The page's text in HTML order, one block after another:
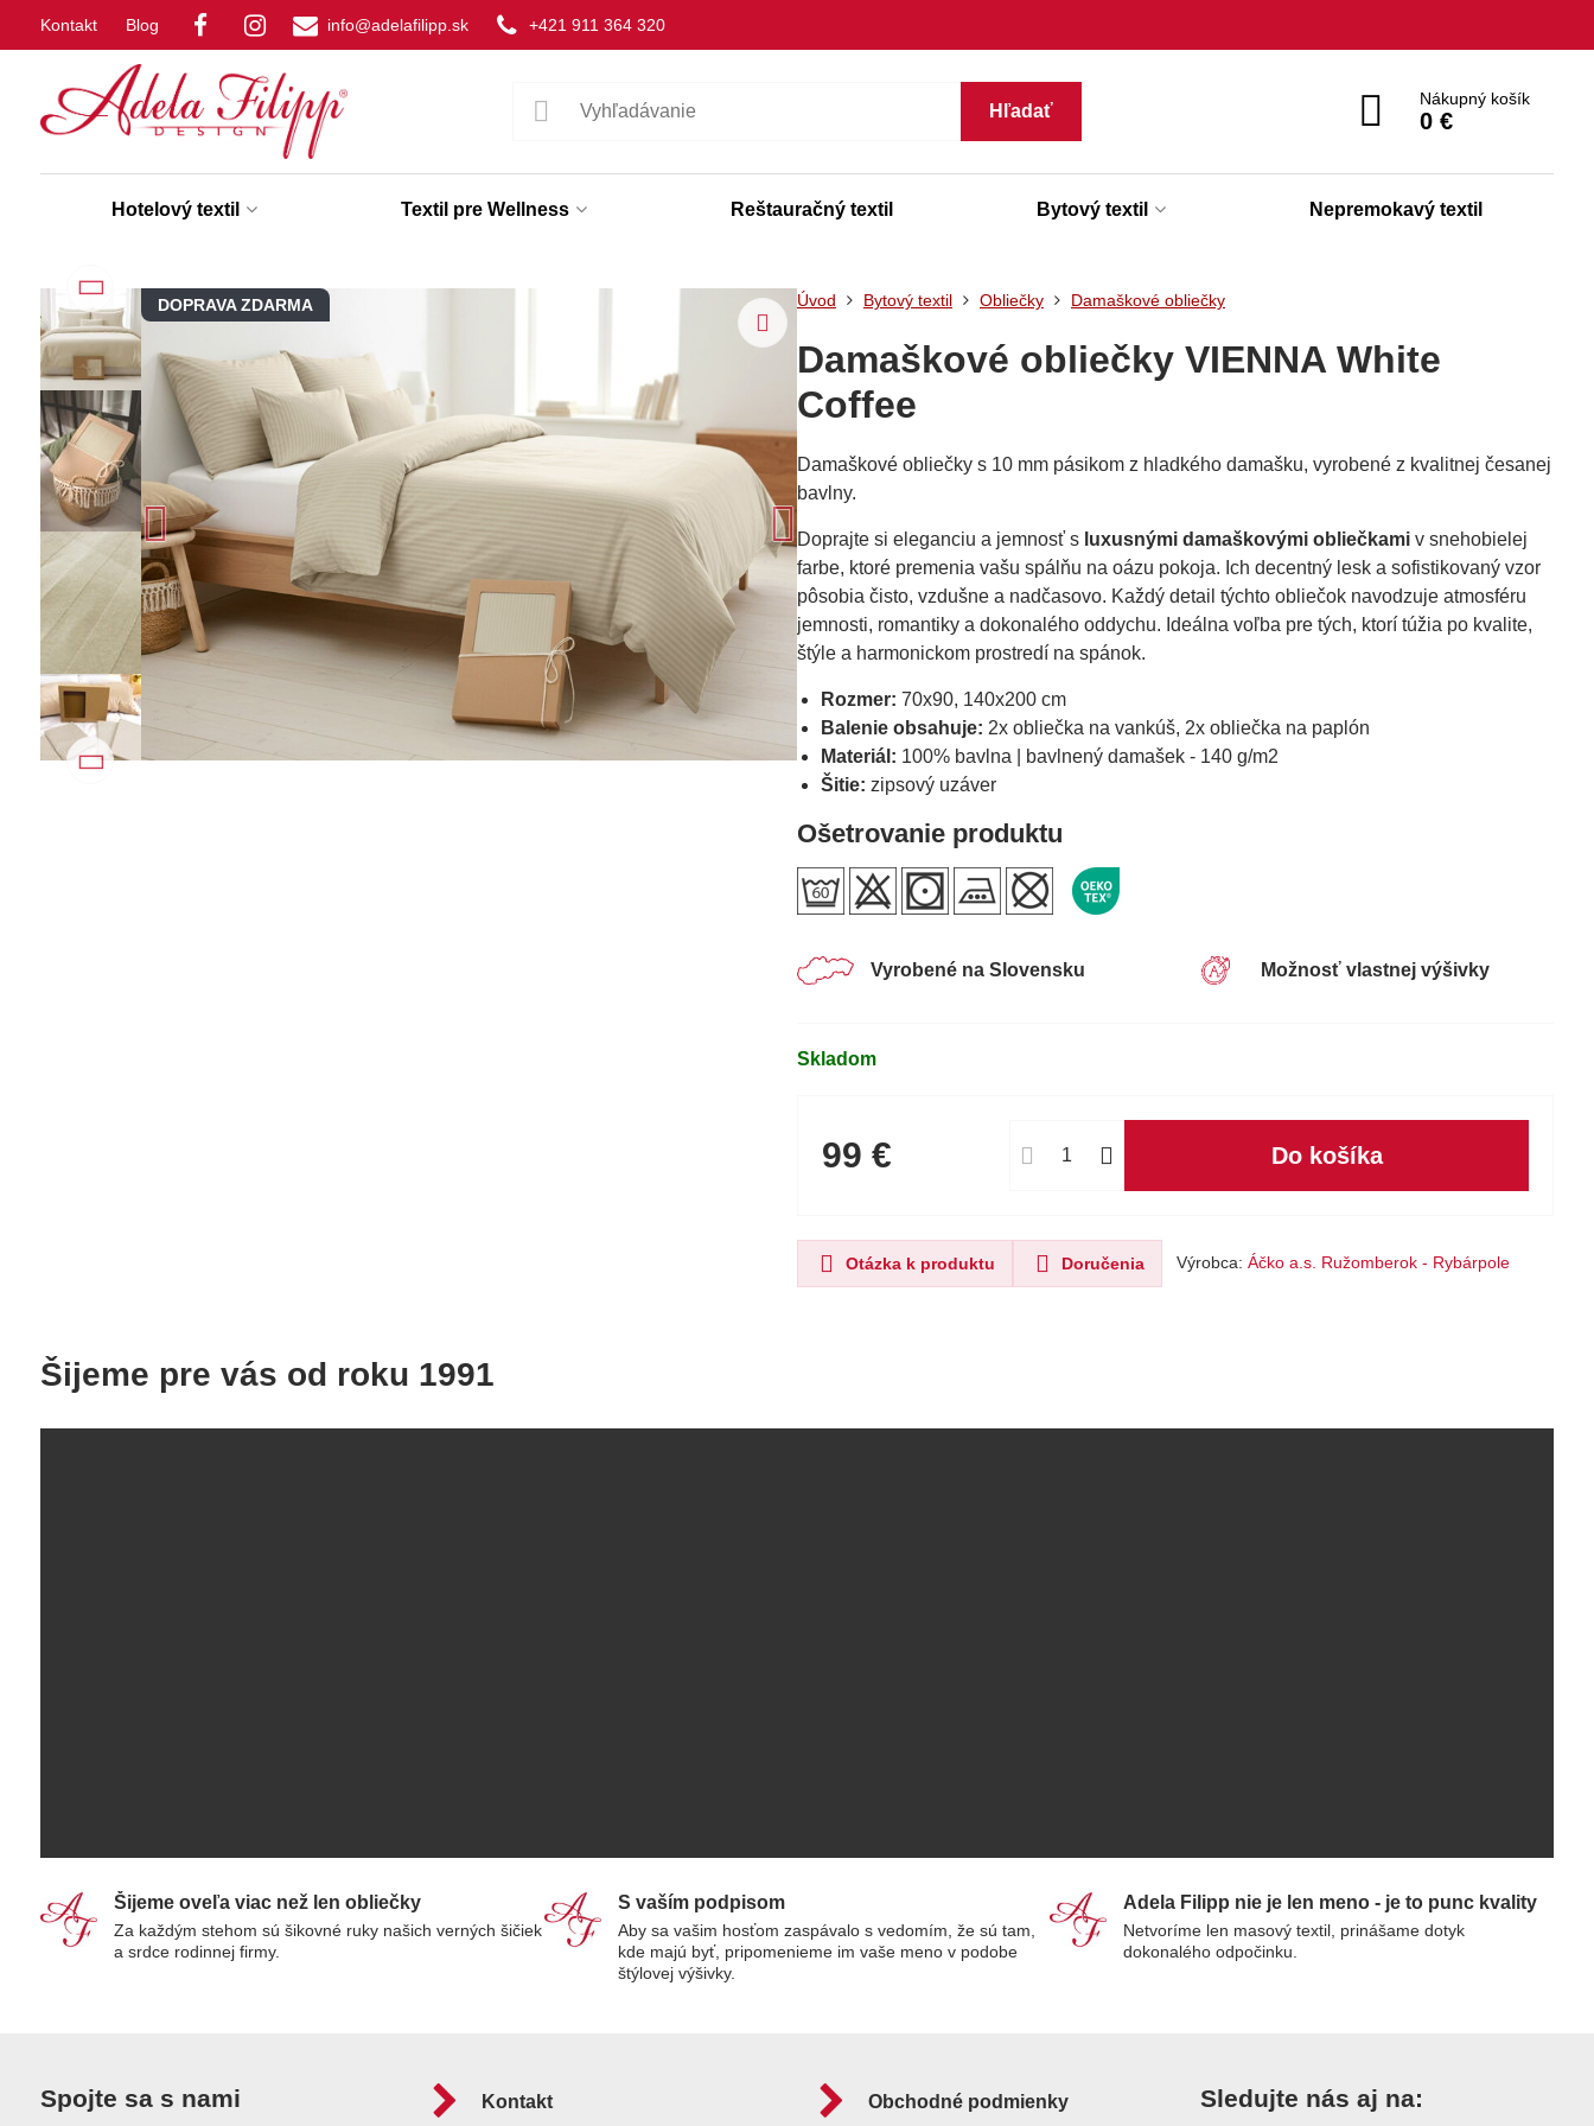
Kontakt Blog info@adelafilipp.sk +421 911 364 320
Hľadať
Nákupný košík
0 €
Hotelový textil Textil pre Wellness Reštauračný textil Bytový textil Nepremokavý textil
DOPRAVA ZDARMA Úvod Bytový textil Obliečky Damaškové obliečky
Damaškové obliečky VIENNA White
Coffee
Damaškové obliečky s 10 mm pásikom z hladkého damašku, vyrobené z kvalitnej česanej
bavlny.
Doprajte si eleganciu a jemnosť s luxusnými damaškovými obliečkamiv snehobielej
farbe, ktoré premenia vašu spálňu na oázu pokoja. Ich decentný lesk a sofistikovaný vzor
pôsobia čisto, vzdušne a nadčasovo. Každý detail týchto obliečok navodzuje atmosféru
jemnosti, romantiky a dokonalého oddychu. Ideálna voľba pre tých, ktorí túžia po kvalite,
štýle a harmonickom prostredí na spánok.
Rozmer: 70x90, 140x200 cm
Balenie obsahuje: 2x obliečka na vankúš, 2x obliečka na paplón
Materiál: 100% bavlna | bavlnený damašek - 140 g/m2
Šitie: zipsový uzáver
Ošetrovanie produktu
Vyrobené na Slovensku Možnosť vlastnej výšivky
Skladom
99 € Do košíka
Otázka k produktu Doručenia Výrobca: Áčko a.s. Ružomberok - Rybárpole
Šijeme pre vás od roku 1991
Šijeme oveľa viac než len obliečky
Za každým stehom sú šikovné ruky našich verných šičiek
a srdce rodinnej firmy.
S vaším podpisom
Aby sa vašim hosťom zaspávalo s vedomím, že sú tam,
kde majú byť, pripomenieme im vaše meno v podobe
štýlovej výšivky.
Adela Filipp nie je len meno - je to punc kvality
Netvoríme len masový textil, prinášame dotyk
dokonalého odpočinku.
Spojte sa s nami Kontakt Obchodné podmienky Sledujte nás aj na: